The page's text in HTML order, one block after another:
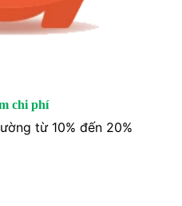
chi phí
từ 10% đến 20%